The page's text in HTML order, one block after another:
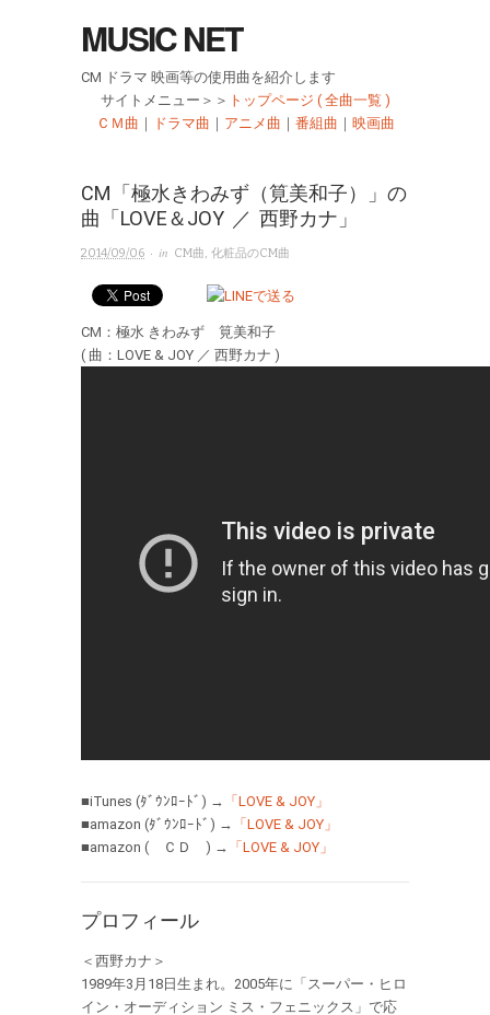
MUSIC NET
CM ドラマ 映画等の使用曲を紹介します
サイトメニュー＞＞ トップページ ( 全曲一覧 )
ＣＭ曲 ｜ ドラマ曲 ｜ アニメ曲 ｜ 番組曲 ｜ 映画曲
CM「極水きわみず（筧美和子）」の
曲「LOVE＆JOY ／ 西野カナ」
2014/09/06 · in CM曲, 化粧品のCM曲
CM：極水 きわみず 筧美和子
( 曲：LOVE & JOY ／ 西野カナ )
■iTunes (ﾀﾞｳﾝﾛｰﾄﾞ) → 「LOVE & JOY」
■amazon (ﾀﾞｳﾝﾛｰﾄﾞ) → 「LOVE & JOY」
■amazon ( ＣＤ ) → 「LOVE & JOY」
プロフィール
＜西野カナ＞
1989年3月18日生まれ。2005年に「スーパー・ヒロ
イン・オーディション ミス・フェニックス」で応